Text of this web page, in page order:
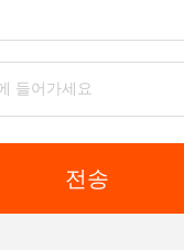
전송